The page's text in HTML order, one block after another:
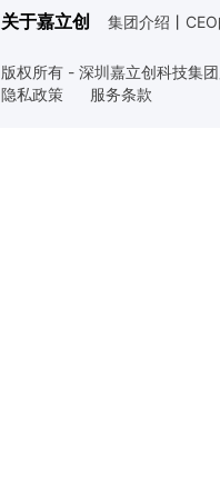
关于嘉立创 集团介绍 丨
版权所有 - 深圳嘉立创科技集
隐私政策
服务条款